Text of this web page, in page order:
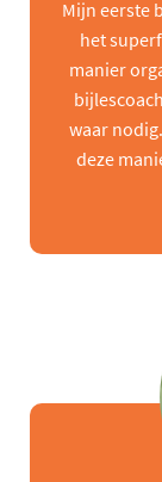
Mijn eerste
het
manier
waar
deze